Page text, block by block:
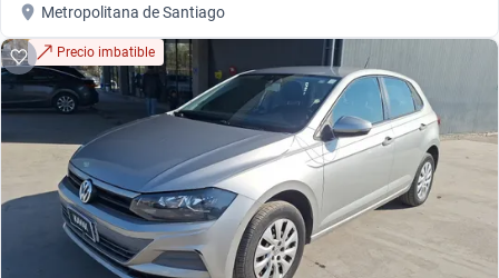
Metropolitana de Santiago
Precio imbatible